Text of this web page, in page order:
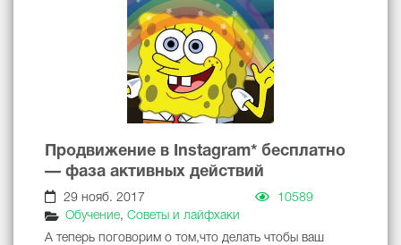
Продвижение в Instagram* бесплатно
— фаза активных действий
29 нояб. 2017
10589
Обучение, Советы и лайфхаки
А теперь поговорим о том,что делать чтобы ваш